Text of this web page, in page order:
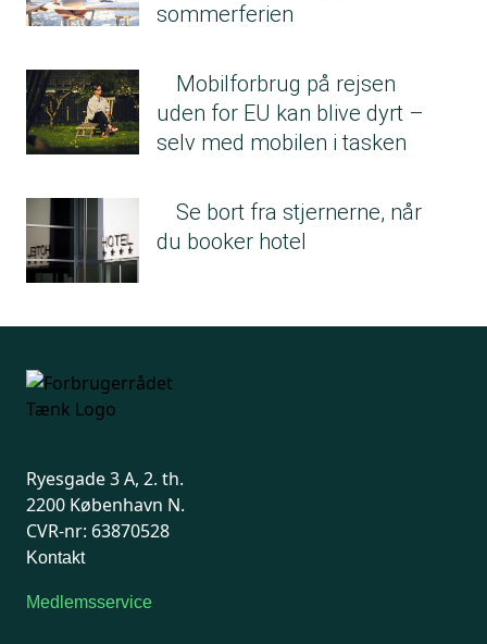
sommerferien
Mobilforbrug på rejsen
uden for EU kan blive dyrt –
selv med mobilen i tasken
Se bort fra stjernerne, når
du booker hotel
Ryesgade 3 A, 2. th.
2200 København N.
CVR-nr: 63870528
Kontakt
Medlemsservice